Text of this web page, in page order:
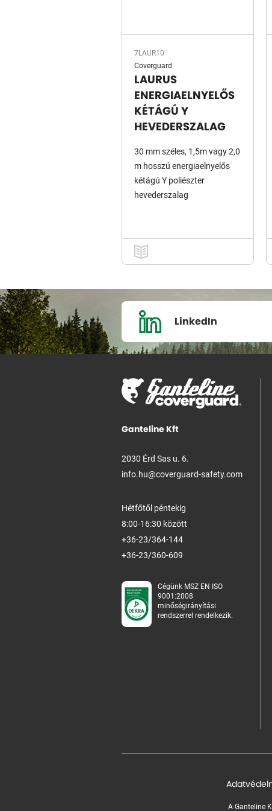
7LAUR10
Coverguard
LAURUS
ENERGIAELNYELŐS
KÉTÁGÚ Y
HEVEDERSZALAG
30 mm széles, 1,5m vagy 2,0
m hosszú energiaelnyelős
kétágú Y poliészter
hevederszalag
LinkedIn
Ganteline Kft
2030 Érd Sas u. 6.
info.hu@coverguard-safety.com
Hétfőtől péntekig
8:00-16:30 között
+36-23/364-144
+36-23/360-609
Cégünk MSZ EN ISO
9001:2008
minőségirányítási
rendszerrel rendelkezik.
A Ganteline